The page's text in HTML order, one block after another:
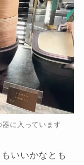
に入っています
いいかなとも